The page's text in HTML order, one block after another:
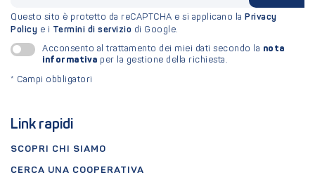
Link rapidi
SCOPRI CHI SIAMO
CERCA UNA COOPERATIVA
Questo sito è protetto da reCAPTCHA e si applicano la Privacy
Policy e i Termini di servizio di Google.
Acconsento al trattamento dei miei dati secondo la nota
informativa per la gestione della richiesta.
* Campi obbligatori